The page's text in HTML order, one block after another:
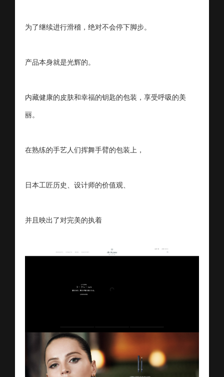
为了继续进行滑稽，绝对不会停下脚步。
产品本身就是光辉的。
内藏健康的皮肤和幸福的钥匙的包装，享受呼吸的美
丽。
在熟练的手艺人们挥舞手臂的包装上，
日本工匠历史、设计师的价值观、
并且映出了对完美的执着